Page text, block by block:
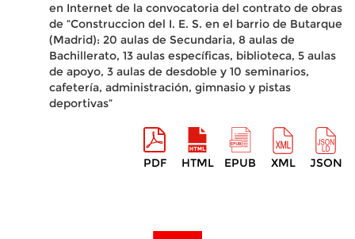
en Internet de la convocatoria del contrato de obras
de “Construccion del I. E. S. en el barrio de Butarque
(Madrid): 20 aulas de Secundaria, 8 aulas de
Bachillerato, 13 aulas específicas, biblioteca, 5 aulas
de apoyo, 3 aulas de desdoble y 10 seminarios,
cafetería, administración, gimnasio y pistas
deportivas”
PDF HTML EPUB XML JSON